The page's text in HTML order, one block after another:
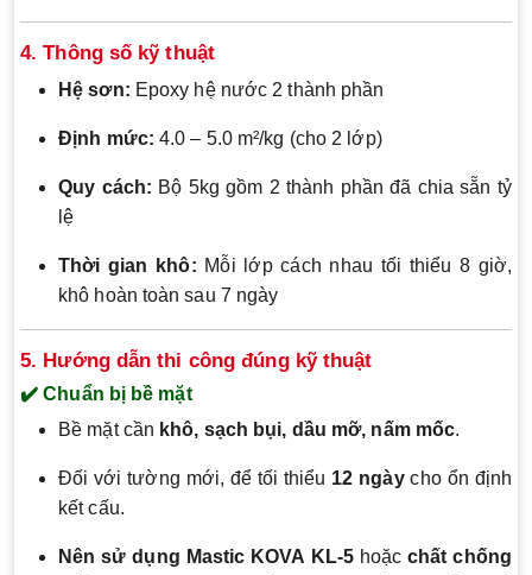
4. Thông số kỹ thuật
Hệ sơn: Epoxy hệ nước 2 thành phần
Định mức: 4.0 – 5.0 m²/kg (cho 2 lớp)
Quy cách: Bộ 5kg gồm 2 thành phần đã chia sẵn tỷ
lệ
Thời gian khô: Mỗi lớp cách nhau tối thiểu 8 giờ,
khô hoàn toàn sau 7 ngày
5. Hướng dẫn thi công đúng kỹ thuật
✔️ Chuẩn bị bề mặt
Bề mặt cần khô, sạch bụi, dầu mỡ, nấm mốc.
Đối với tường mới, để tối thiểu 12 ngàycho ổn định
kết cấu.
Nên sử dụng Mastic KOVA KL-5hoặcchất chống